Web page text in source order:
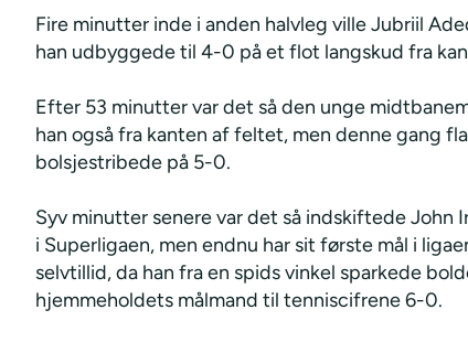
Fire minutter inde i anden halvleg ville Jubriil
han udbyggede til 4-0 på et flot langskud fra
Efter 53 minutter var det så den unge
han også fra kanten af feltet, men denne gang
bolsjestribede på 5-0.
Syv minutter senere var det så indskiftede John
i Superligaen, men endnu har sit første mål i
selvtillid, da han fra en spids vinkel sparkede
hjemmeholdets målmand til tenniscifrene 6-0.